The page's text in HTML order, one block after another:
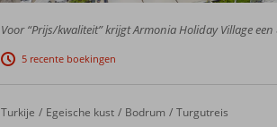
Voor “Prijs/kwaliteit” krijgt Armonia Holiday Village een
5 recente boekingen
Home
Turkije Egeische kust Bodrum Turgutreis
Excursie & Armonia Holiday Village